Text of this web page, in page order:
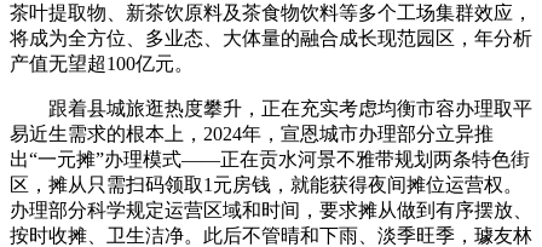
茶叶提取物、新茶饮原料及茶食物饮料等多个工场集群效应，
将成为全方位、多业态、大体量的融合成长现范园区，年分析
产值无望超100亿元。
跟着县城旅逛热度攀升，正在充实考虑均衡市容办理取平
易近生需求的根本上，2024年，宣恩城市办理部分立异推
出“一元摊”办理模式——正在贡水河景不雅带规划两条特色街
区，摊从只需扫码领取1元房钱，就能获得夜间摊位运营权。
办理部分科学规定运营区域和时间，要求摊从做到有序摆放、
按时收摊、卫生洁净。此后不管晴和下雨、淡季旺季，璩友林